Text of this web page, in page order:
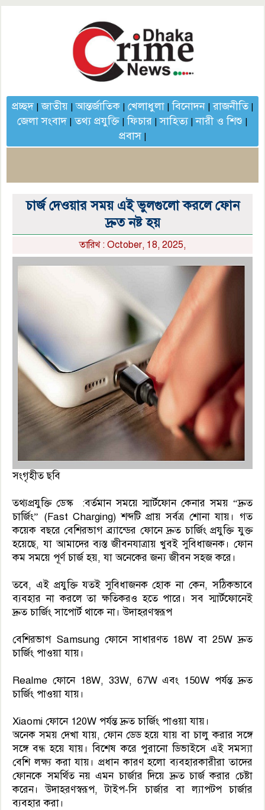
প্রচ্ছদ|জাতীয়|আন্তর্জাতিক| খেলাধুলা|বিনোদন|রাজনীতি|
জেলা সংবাদ|তথ্য প্রযুক্তি |ফিচার |সাহিত্য|নারী ও শিশু |
প্রবাস|
চার্জ দেওয়ার সময় এই ভুলগুলো করলে ফোন
দ্রুত নষ্ট হয়
তারিখ : October, 18, 2025,
সংগৃহীত ছবি
তথ্যপ্রযুক্তি ডেস্ক :বর্তমান সময়ে স্মার্টফোন কেনার সময় “দ্রুত
চার্জিং” (Fast Charging) শব্দটি প্রায় সর্বত্র শোনা যায়। গত
কয়েক বছরে বেশিরভাগ ব্র্যান্ডের ফোনে দ্রুত চার্জিং প্রযুক্তি যুক্ত
হয়েছে, যা আমাদের ব্যস্ত জীবনযাত্রায় খুবই সুবিধাজনক। ফোন
কম সময়ে পূর্ণ চার্জ হয়, যা অনেকের জন্য জীবন সহজ করে।
তবে, এই প্রযুক্তি যতই সুবিধাজনক হোক না কেন, সঠিকভাবে
ব্যবহার না করলে তা ক্ষতিকরও হতে পারে। সব স্মার্টফোনেই
দ্রুত চার্জিং সাপোর্ট থাকে না। উদাহরণস্বরূপ
বেশিরভাগ Samsung ফোনে সাধারণত 18W বা 25W দ্রুত
চার্জিং পাওয়া যায়।
Realme ফোনে 18W, 33W, 67W এবং 150W পর্যন্ত দ্রুত
চার্জিং পাওয়া যায়।
Xiaomi ফোনে 120W পর্যন্ত দ্রুত চার্জিং পাওয়া যায়।
অনেক সময় দেখা যায়, ফোন ডেড হয়ে যায় বা চালু করার সঙ্গে
সঙ্গে বন্ধ হয়ে যায়। বিশেষ করে পুরানো ডিভাইসে এই সমস্যা
বেশি লক্ষ্য করা যায়। প্রধান কারণ হলো ব্যবহারকারীরা তাদের
ফোনকে সমর্থিত নয় এমন চার্জার দিয়ে দ্রুত চার্জ করার চেষ্টা
করেন। উদাহরণস্বরূপ, টাইপ-সি চার্জার বা ল্যাপটপ চার্জার
ব্যবহার করা।